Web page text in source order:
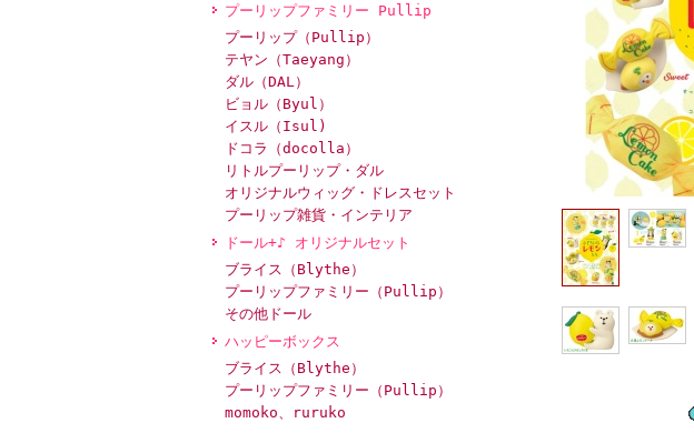
プーリップファミリー Pullip
プーリップ（Pullip）
テヤン（Taeyang）
ダル（DAL）
ビョル（Byul）
イスル（Isul)
ドコラ（docolla）
リトルプーリップ・ダル
オリジナルウィッグ・ドレスセット
プーリップ雑貨・インテリア
ドール+♪ オリジナルセット
ブライス（Blythe）
プーリップファミリー（Pullip）
その他ドール
ハッピーボックス
ブライス（Blythe）
プーリップファミリー（Pullip）
momoko、ruruko